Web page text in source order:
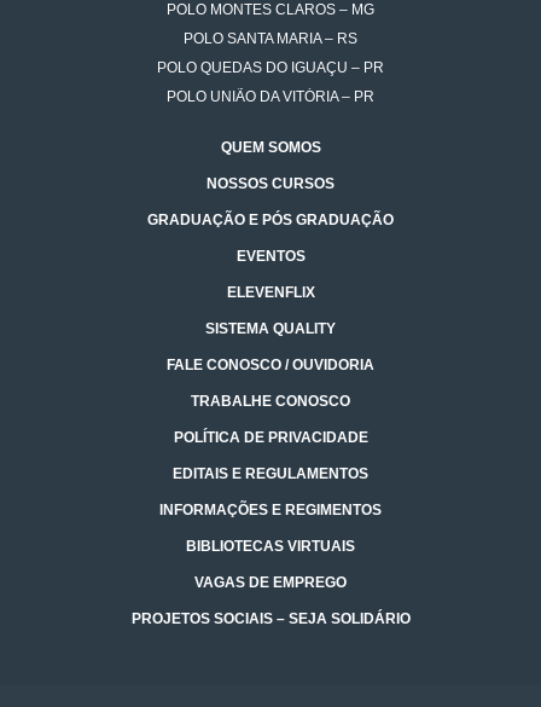
POLO MONTES CLAROS – MG
POLO SANTA MARIA – RS
POLO QUEDAS DO IGUAÇU – PR
POLO UNIÃO DA VITÓRIA – PR
QUEM SOMOS
NOSSOS CURSOS
GRADUAÇÃO E PÓS GRADUAÇÃO
EVENTOS
ELEVENFLIX
SISTEMA QUALITY
FALE CONOSCO / OUVIDORIA
TRABALHE CONOSCO
POLÍTICA DE PRIVACIDADE
EDITAIS E REGULAMENTOS
INFORMAÇÕES E REGIMENTOS
BIBLIOTECAS VIRTUAIS
VAGAS DE EMPREGO
PROJETOS SOCIAIS – SEJA SOLIDÁRIO